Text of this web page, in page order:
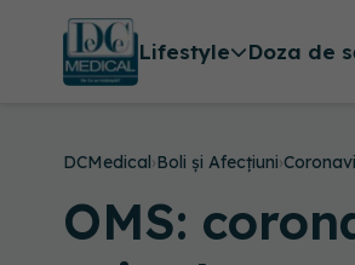
Lifestyle Doza de
DCMedical›Boli și Afecțiuni›
OMS: